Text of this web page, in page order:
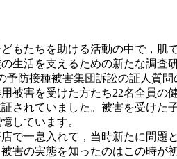
もたちを助ける活動の中で，
生活を支えるための新たな調査
防接種被害集団訴訟の証人質
被害を受けた方たち22名全員
されていました。被害を受け
しています。
で一息入れて，当時新たに問
被害の実態を知ったのはこの時